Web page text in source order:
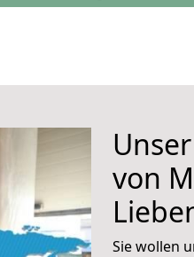
von
Sie wollen